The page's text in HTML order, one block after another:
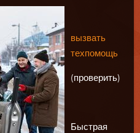
вызвать
техпомощь
(проверить)
Быстрая